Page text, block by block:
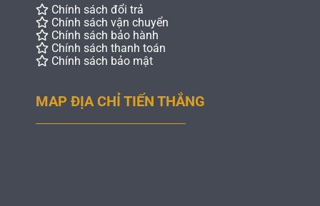
Chính sách đổi trả
Chính sách vận chuyển
Chính sách bảo hành
Chính sách thanh toán
Chính sách bảo mật
MAP ĐỊA CHỈ TIẾN THẮNG